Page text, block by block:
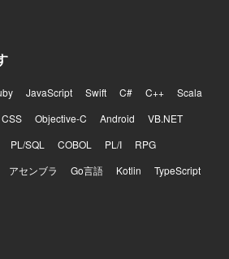
JavaScript Swift C# C++
Scala
CSS Objective-C Android
VB.NET
PL/SQL COBOL PL/I
RPG
アセンブラ Go言語 Kotlin
TypeScript